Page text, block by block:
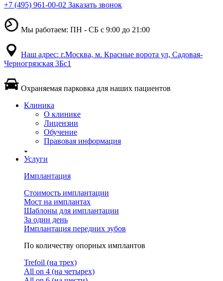
+7 (495) 961-00-02 Заказать звонок
Мы работаем: ПН - СБ с 9:00 до 21:00
Наш адрес: г.Москва, м. Красные ворота ул, Садовая-
Черногрязская 3Бс1
Охраняемая парковка для наших пациентов
Клиника
О клинике
Лицензии
Обучение
Правовая информация
Услуги
Имплантация
Стоимость имплантации
Мост на имплантах
Шаблоны для имплантации
За один день
Имплантация передних зубов
По количеству опорных имплантов
Trefoil (на трех)
All on 4 (на четырех)